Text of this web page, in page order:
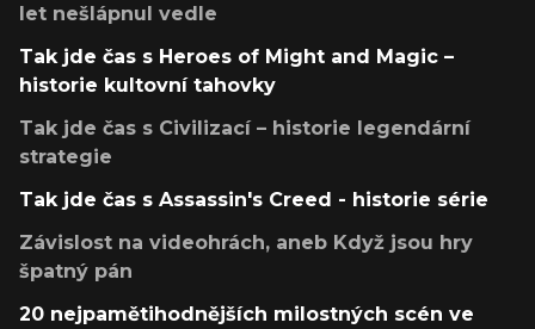
let nešlápnul vedle
Tak jde čas s Heroes of Might and Magic –
historie kultovní tahovky
Tak jde čas s Civilizací – historie legendární
strategie
Tak jde čas s Assassin's Creed - historie série
Závislost na videohrách, aneb Když jsou hry
špatný pán
20 nejpamětihodnějších milostných scén ve